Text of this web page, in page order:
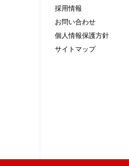
採用情報
お問い合わせ
個人情報保護方針
サイトマップ